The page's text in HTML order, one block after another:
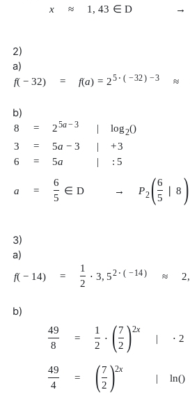
x
≈ 1 , 43 ∈ D →
2)
a)
f( − 32) = f(a) = 25 ⋅ ( −32) −3 ≈
b)
8 = 25a−3 | log2()
3
= 5a − 3 | +3
6
= 5a | : 5
a =
6
5
∈ D → P2 (6
5
8 )
3)
a)
f( − 14) =
1
2
⋅ 3, 52 ⋅ ( −14 ) ≈ 2,
b)
49
8
=
1
2
⋅ (7
2 )2x
| ⋅ 2
49
4
= ( 7
2 )2x
| ln()